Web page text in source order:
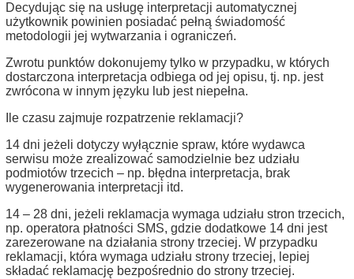
Decydując się na usługę interpretacji automatycznej
użytkownik powinien posiadać pełną świadomość
metodologii jej wytwarzania i ograniczeń.
Zwrotu punktów dokonujemy tylko w przypadku, w których
dostarczona interpretacja odbiega od jej opisu, tj. np. jest
zwrócona w innym języku lub jest niepełna.
Ile czasu zajmuje rozpatrzenie reklamacji?
14 dni jeżeli dotyczy wyłącznie spraw, które wydawca
serwisu może zrealizować samodzielnie bez udziału
podmiotów trzecich – np. błędna interpretacja, brak
wygenerowania interpretacji itd.
14 – 28 dni, jeżeli reklamacja wymaga udziału stron trzecich,
np. operatora płatności SMS, gdzie dodatkowe 14 dni jest
zarezerowane na działania strony trzeciej. W przypadku
reklamacji, która wymaga udziału strony trzeciej, lepiej
składać reklamację bezpośrednio do strony trzeciej.